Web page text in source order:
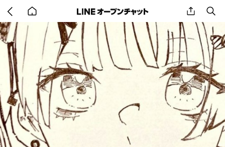
back
home
share